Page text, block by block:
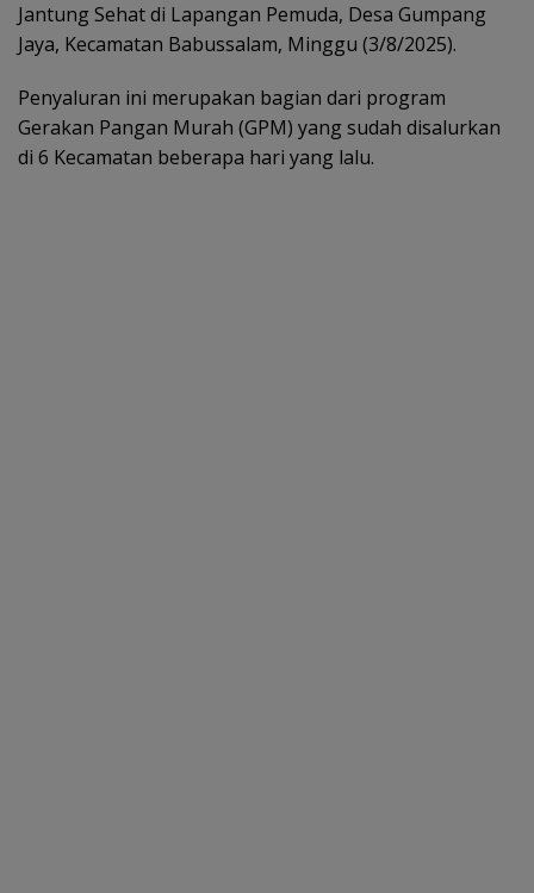
Jantung Sehat di Lapangan Pemuda, Desa Gumpang
Jaya, Kecamatan Babussalam, Minggu (3/8/2025).
Penyaluran ini merupakan bagian dari program
Gerakan Pangan Murah (GPM) yang sudah disalurkan
di 6 Kecamatan beberapa hari yang lalu.